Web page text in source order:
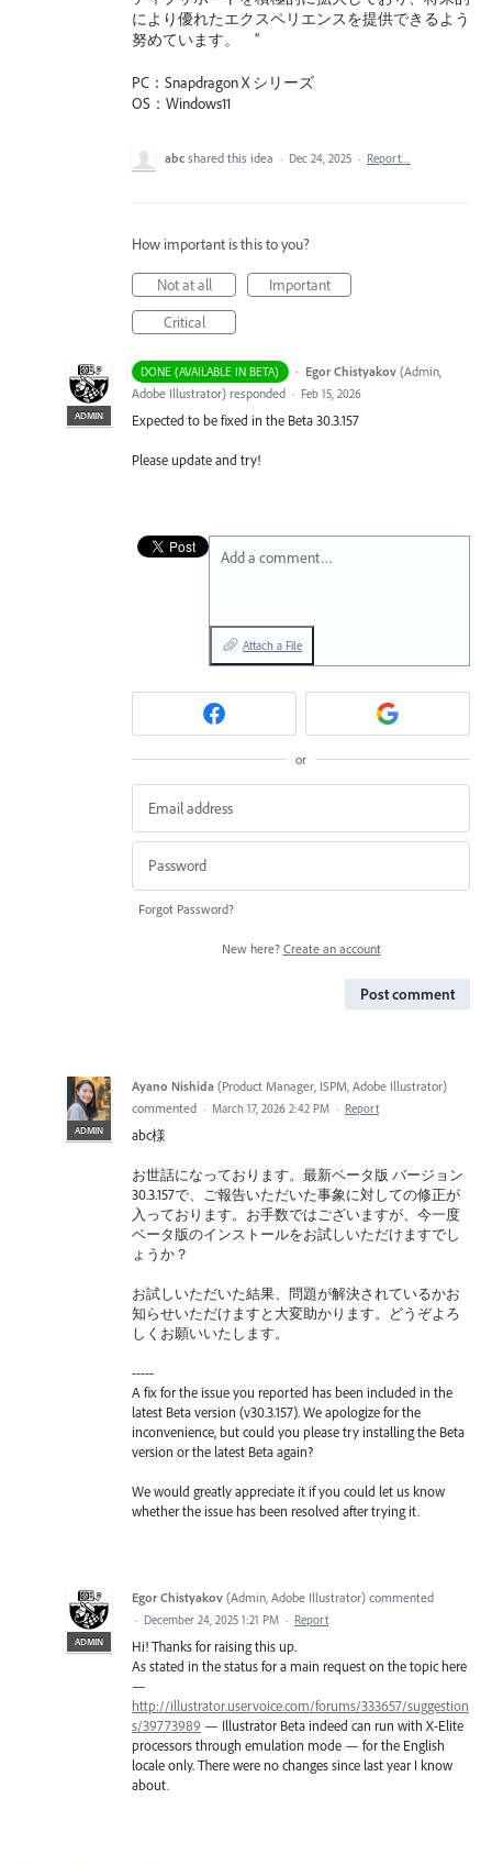
により優れたエクスペリエンスを提供できるよう
努めています。 ”
PC：Snapdragon X シリーズ
OS：Windows11
abc shared this idea · Dec 24, 2025 · Report…
How important is this to you?
Not at all
Important
Critical
DONE (AVAILABLE IN BETA) ·
ADMIN
Egor Chistyakov (Admin,
Adobe Illustrator) responded · Feb 15, 2026
Expected to be fixed in the Beta 30.3.157
Please update and try!
Add a comment…
Attach a File
or
Forgot Password?
New here? Create an account
Post comment
ADMIN
Ayano Nishida (Product Manager, ISPM, Adobe Illustrator)
commented · March 17, 2026 2:42 PM · Report
abc様
お世話になっております。最新ベータ版 バージョン
30.3.157で、ご報告いただいた事象に対しての修正が
入っております。お手数ではございますが、今一度
ベータ版のインストールをお試しいただけますでし
ょうか？
お試しいただいた結果、問題が解決されているかお
知らせいただけますと大変助かります。どうぞよろ
しくお願いいたします。
-----
A fix for the issue you reported has been included in the
latest Beta version (v30.3.157). We apologize for the
inconvenience, but could you please try installing the Beta
version or the latest Beta again?
We would greatly appreciate it if you could let us know
whether the issue has been resolved after trying it.
ADMIN
Egor Chistyakov (Admin, Adobe Illustrator) commented
· December 24, 2025 1:21 PM · Report
Hi! Thanks for raising this up.
As stated in the status for a main request on the topic here
—
http://illustrator.uservoice.com/forums/333657/suggestion
s/39773989 — Illustrator Beta indeed can run with X-Elite
processors through emulation mode — for the English
locale only. There were no changes since last year I know
about.